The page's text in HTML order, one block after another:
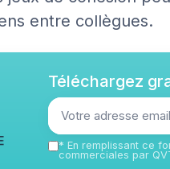
entre collègues.
Téléchargez
* En remplissant ce
commerciales par